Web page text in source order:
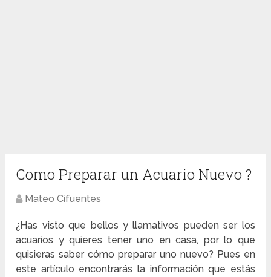
Como Preparar un Acuario Nuevo ?
Mateo Cifuentes
¿Has visto que bellos y llamativos pueden ser los
acuarios y quieres tener uno en casa, por lo que
quisieras saber cómo preparar uno nuevo? Pues en
este artículo encontrarás la información que estás